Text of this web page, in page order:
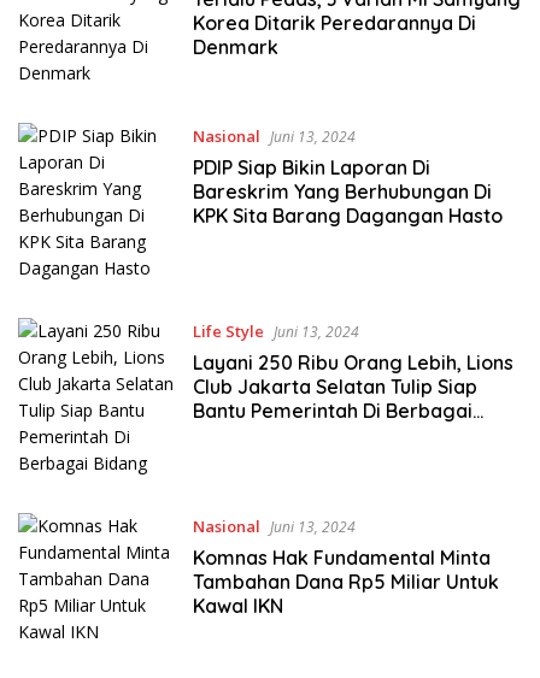
Korea Ditarik Peredarannya Di
Denmark
Nasional Juni 13, 2024
PDIP Siap Bikin Laporan Di
Bareskrim Yang Berhubungan Di
KPK Sita Barang Dagangan Hasto
Life Style Juni 13, 2024
Layani 250 Ribu Orang Lebih, Lions
Club Jakarta Selatan Tulip Siap
Bantu Pemerintah Di Berbagai
Nasional Juni 13, 2024
Komnas Hak Fundamental Minta
Tambahan Dana Rp5 Miliar Untuk
Kawal IKN